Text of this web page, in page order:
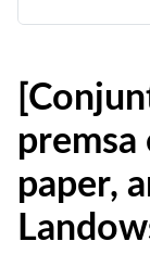
premsa
paper,